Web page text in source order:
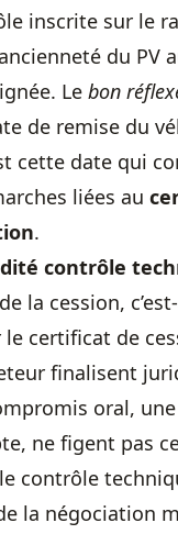
inscrite sur le
du PV
Le bon
de remise du
cette date qui
liées au
.
contrôle
la cession,
certificat de
finalisent
oral,
ne figent pas
contrôle
la négociation